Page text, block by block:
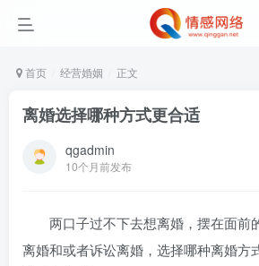
首页 经营婚姻 正文
离婚选择哪种方式更合适
qgadmin
10个月前发布
两口子过不下去想离婚，摆在面前
离婚和或者诉讼离婚，选择哪种离婚方